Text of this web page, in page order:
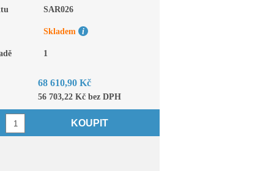
SAR026
Skladem
1
68 610,90 Kč
56 703,22 Kč bez DPH
KOUPIT